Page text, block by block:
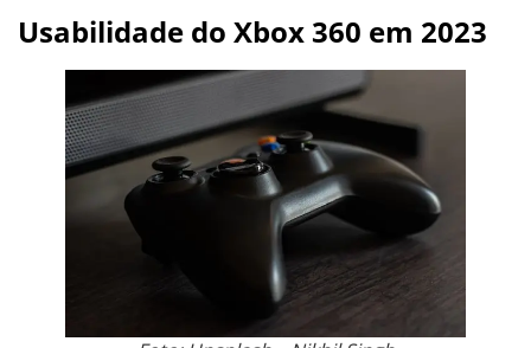
Usabilidade do Xbox 360 em 2023